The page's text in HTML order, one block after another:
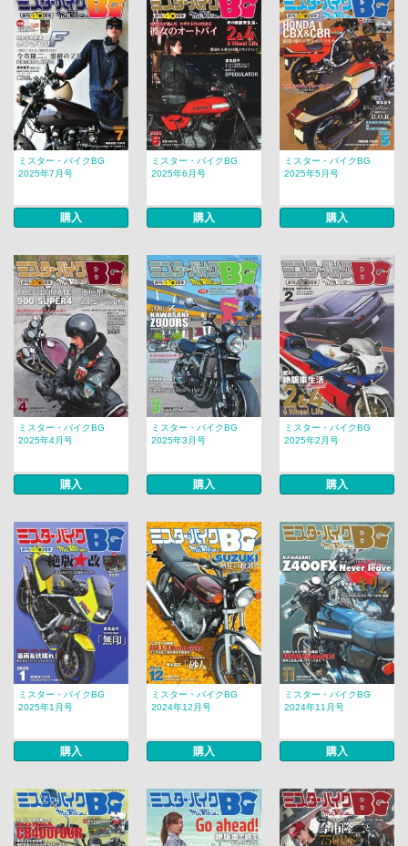
ミスター・バイクBG
2025年7月号
購入
ミスター・バイクBG
2025年6月号
購入
ミスター・バイクBG
2025年5月号
購入
ミスター・バイクBG
2025年4月号
購入
ミスター・バイクBG
2025年3月号
購入
ミスター・バイクBG
2025年2月号
購入
ミスター・バイクBG
2025年1月号
購入
ミスター・バイクBG
2024年12月号
購入
ミスター・バイクBG
2024年11月号
購入